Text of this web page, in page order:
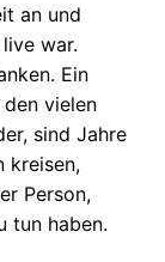
an und
war.
Ein
vielen
sind Jahre
kreisen,
Person,
tun haben.